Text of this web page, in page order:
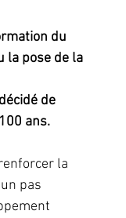
du
la pose de la
de
ans.
la
pas